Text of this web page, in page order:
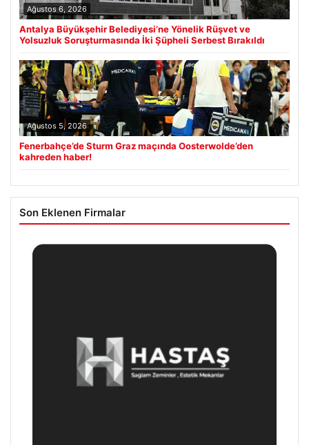
Ağustos 6, 2026
Antalya Büyükşehir Belediyesi’ne Yönelik Rüşvet ve
Yolsuzluk Soruşturmasında İki Şüpheli Serbest Bırakıldı
Ağustos 5, 2026
Fenerbahçe’de Sturm Graz maçında Oosterwolde’den
kahreden haber!
Son Eklenen Firmalar